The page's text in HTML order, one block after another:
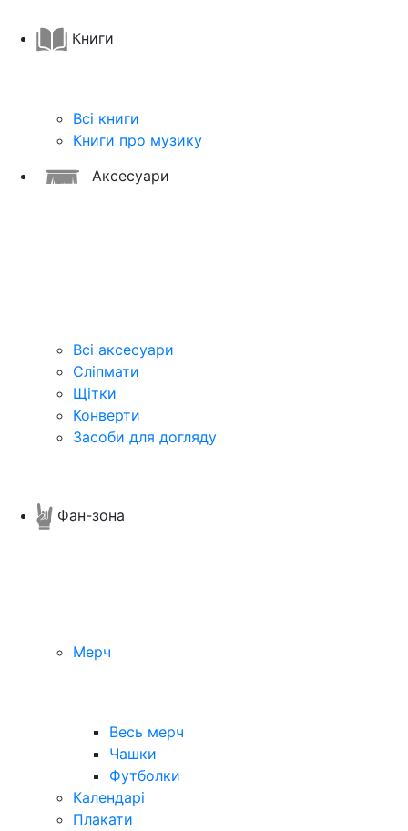
Книги
Всі книги
Книги про музику
Аксесуари
Всі аксесуари
Сліпмати
Щітки
Конверти
Засоби для догляду
Фан-зона
Мерч
Весь мерч
Чашки
Футболки
Календарі
Плакати